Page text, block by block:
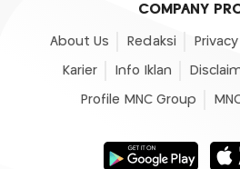
COMPANY
About Us Redaksi
Karier Info Iklan
Profile MNC Group